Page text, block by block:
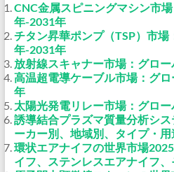
CNC金属スピニングマシン市
年-2031年
チタン昇華ポンプ（TSP）市
年-2031年
放射線スキャナー市場：グロ
高温超電導ケーブル市場：グ
年
太陽光発電リレー市場：グロ
誘導結合プラズマ質量分析シ
ーカー別、地域別、タイプ・用
環状エアナイフの世界市場
イフ、ステンレスエアナイフ